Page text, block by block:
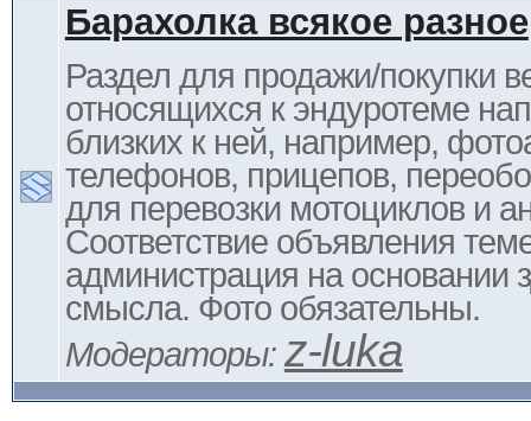
Барахолка всякое разное
Раздел для продажи/покупки
относящихся к эндуротеме
близких к ней, например,
телефонов, прицепов,
для перевозки мотоциклов и
Соответствие объявления
администрация на основании
смысла. Фото обязательны.
Модераторы: z-luka